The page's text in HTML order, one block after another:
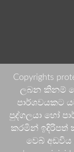
Copyrights
ලබන කිනම්
පාර්ශවයකට
පුද්ගලයා හෝ
කරමින් ඉදිරිපත්
වෙබ් අඩවිය